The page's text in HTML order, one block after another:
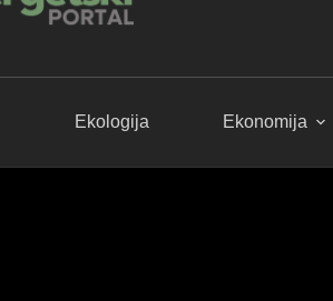
Ekologija Ekonomija